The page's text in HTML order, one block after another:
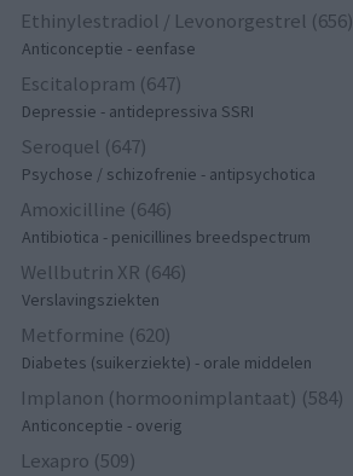
Ethinylestradiol / Levonorgestrel (656)
Anticonceptie - eenfase
Escitalopram (647)
Depressie - antidepressiva SSRI
Seroquel (647)
Psychose / schizofrenie - antipsychotica
Amoxicilline (646)
Antibiotica - penicillines breedspectrum
Wellbutrin XR (646)
Verslavingsziekten
Metformine (620)
Diabetes (suikerziekte) - orale middelen
Implanon (hormoonimplantaat) (584)
Anticonceptie - overig
Lexapro (509)